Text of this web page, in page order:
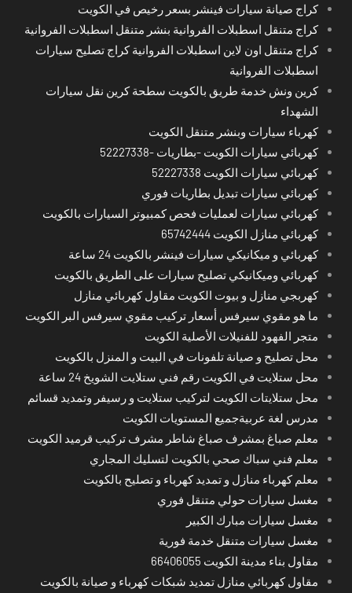
كراج صيانة سيارات فينشر بسعر رخيص في الكويت
كراج متنقل اسطبلات الفروانية بنشر متنقل اسطبلات الفروانية
كراج متنقل اون لاين اسطبلات الفروانية كراج تصليح سيارات
اسطبلات الفروانية
كرين ونش خدمة طريق بالكويت سطحة كرين نقل سيارات
الشهداء
كهرباء سيارات وبنشر متنقل الكويت
كهربائي سيارات الكويت -بطاريات -52227338
كهربائي سيارات الكويت 52227338
كهربائي سيارات تبديل بطاريات فوري
كهربائي سيارات لعمليات فحص كمبيوتر السيارات بالكويت
كهربائي منازل الكويت 65742444
كهربائي و ميكانيكي سيارات فينشر بالكويت 24 ساعة
كهربائي وميكانيكي تصليح سيارات على الطريق بالكويت
كهربجي منازل و بيوت الكويت مقاول كهربائي منازل
ما هو مقوي سيرفس أسعار تركيب مقوي سيرفس البر الكويت
متجر الفهود للفنيلات الأصلية الكويت
محل تصليح و صيانة تلفونات في البيت و المنزل بالكويت
محل ستلايت في الكويت رقم فني ستلايت الشويخ 24 ساعة
محل ستلايتات الكويت لتركيب ستلايت و رسيفر وتمديد قسائم
مدرس لغة عربيةجميع المستويات الكويت
معلم صباغ بمشرف صباغ شاطر مشرف تركيب قرميد الكويت
معلم فني سباك صحي بالكويت لتسليك المجاري
معلم كهرباء منازل و تمديد كهرباء و تصليح بالكويت
مغسل سيارات حولي متنقل فوري
مغسل سيارات مبارك الكبير
مغسل سيارات متنقل خدمة فورية
مقاول بناء مدينة الكويت 66406055
مقاول كهربائي منازل تمديد شبكات كهرباء و صيانة بالكويت